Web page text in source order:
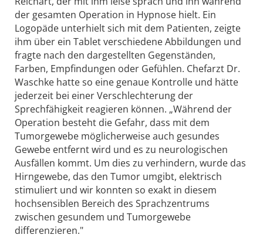
der gesamten Operation in Hypnose hielt. Ein
Logopäde unterhielt sich mit dem Patienten, zeigte
ihm über ein Tablet verschiedene Abbildungen und
fragte nach den dargestellten Gegenständen,
Farben, Empfindungen oder Gefühlen. Chefarzt Dr.
Waschke hatte so eine genaue Kontrolle und hätte
jederzeit bei einer Verschlechterung der
Sprechfähigkeit reagieren können. „Während der
Operation besteht die Gefahr, dass mit dem
Tumorgewebe möglicherweise auch gesundes
Gewebe entfernt wird und es zu neurologischen
Ausfällen kommt. Um dies zu verhindern, wurde das
Hirngewebe, das den Tumor umgibt, elektrisch
stimuliert und wir konnten so exakt in diesem
hochsensiblen Bereich des Sprachzentrums
zwischen gesundem und Tumorgewebe
differenzieren."